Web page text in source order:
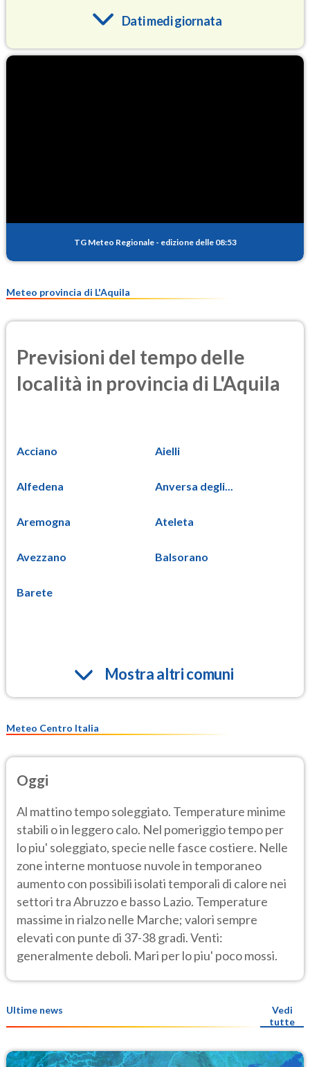
Dati medi giornata
PM25
TG Meteo Regionale - edizione delle 08:53
Meteo provincia di L'Aquila
Previsioni del tempo delle
località in provincia di L'Aquila
Acciano Aielli
Alfedena Anversa degli...
Aremogna Ateleta
Avezzano Balsorano
Barete
Mostra altri comuni
Meteo Centro Italia
Oggi
Al mattino tempo soleggiato. Temperature minime
stabili o in leggero calo. Nel pomeriggio tempo per
lo piu' soleggiato, specie nelle fasce costiere. Nelle
zone interne montuose nuvole in temporaneo
aumento con possibili isolati temporali di calore nei
settori tra Abruzzo e basso Lazio. Temperature
massime in rialzo nelle Marche; valori sempre
elevati con punte di 37-38 gradi. Venti:
generalmente deboli. Mari per lo piu' poco mossi.
Ultime news
Vedi
tutte